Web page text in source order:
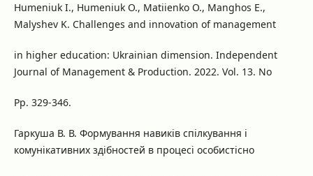
Humeniuk I., Humeniuk O., Matiienko O., Manghos E.,
Malyshev K. Challenges and innovation of management
in higher education: Ukrainian dimension. Independent
Journal of Management & Production. 2022. Vol. 13. No
Pp. 329-346.
Гаркуша В. В. Формування навиків спілкування і
комунікативних здібностей в процесі особистісно